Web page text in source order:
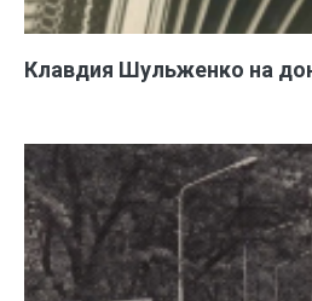
Клавдия Шульженко на